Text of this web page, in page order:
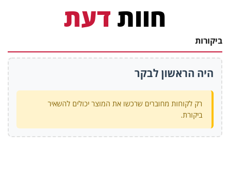
חוות דעת
ביקורות
היה הראשון לבקר
רק לקוחות מחוברים שרכשו את המוצר יכולים להשאיר
ביקורת.